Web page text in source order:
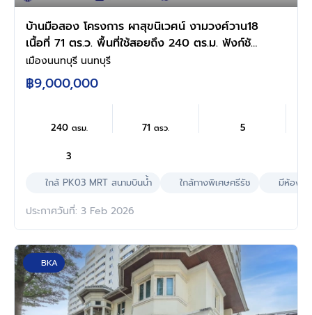
บ้านมือสอง โครงการ ผาสุขนิเวศน์ งามวงศ์วาน18
เนื้อที่ 71 ตร.ว. พื้นที่ใช้สอยถึง 240 ตร.ม. ฟังก์ชัน
จัดเต็ม 4 ห้องนอน 3 ห้องน้ำ จอดรถได้ 2 คน บน
ทำเลเชื่อมต่อเมืองอย่างรวดเร็ว ใกล้รถไฟฟ้าสายสี
ม่วง "สถานีสนามบินน้ำ" ทางด่วน "งามวงศ์วาน"
และเดอะมอลล์งามวงศ์วาน
เมืองนนทบุรี นนทบุรี
฿9,000,000
240 ตรม. 71ตรว. 5
3
ใกล้ PK03 MRT สนามบินนํ้า
ใกล้ทางพิเศษศรีรัช มีห้องน
ประกาศวันที่: 3 Feb 2026
BKA